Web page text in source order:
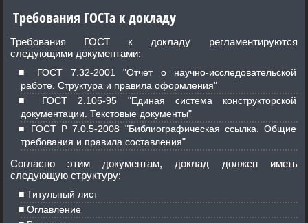
Требования ГОСТа к докладу
Требования ГОСТ к докладу регламентируются
следующими документами:
ГОСТ 7.32-2001 "Отчет о научно-исследовательской
работе. Структура и правила оформления"
ГОСТ 2.105-95 "Единая система конструкторской
документации. Текстовые документы"
ГОСТ Р 7.0.5-2008 "Библиографическая ссылка. Общие
требования и правила составления"
Согласно этим документам, доклад должен иметь
следующую структуру:
Титульный лист
Оглавление